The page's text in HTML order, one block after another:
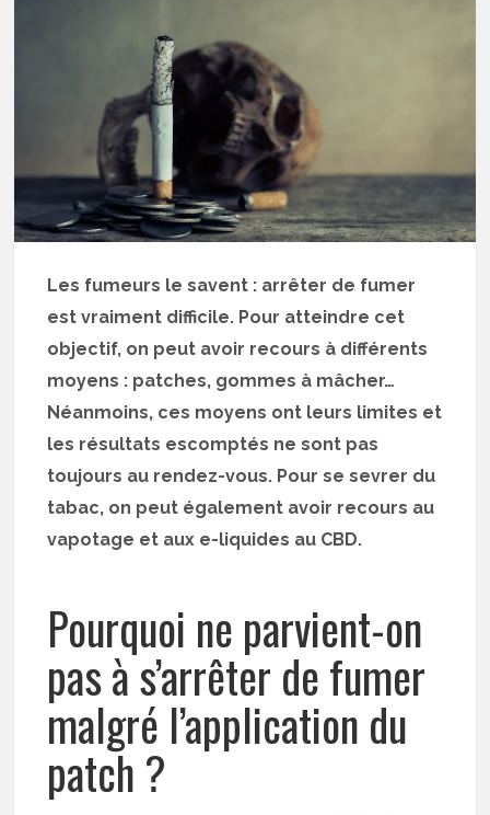
Les fumeurs le savent : arrêter de fumer
est vraiment difficile. Pour atteindre cet
objectif, on peut avoir recours à différents
moyens : patches, gommes à mâcher…
Néanmoins, ces moyens ont leurs limites et
les résultats escomptés ne sont pas
toujours au rendez-vous. Pour se sevrer du
tabac, on peut également avoir recours au
vapotage et aux e-liquides au CBD.
Pourquoi ne parvient-on
pas à s’arrêter de fumer
malgré l’application du
patch ?